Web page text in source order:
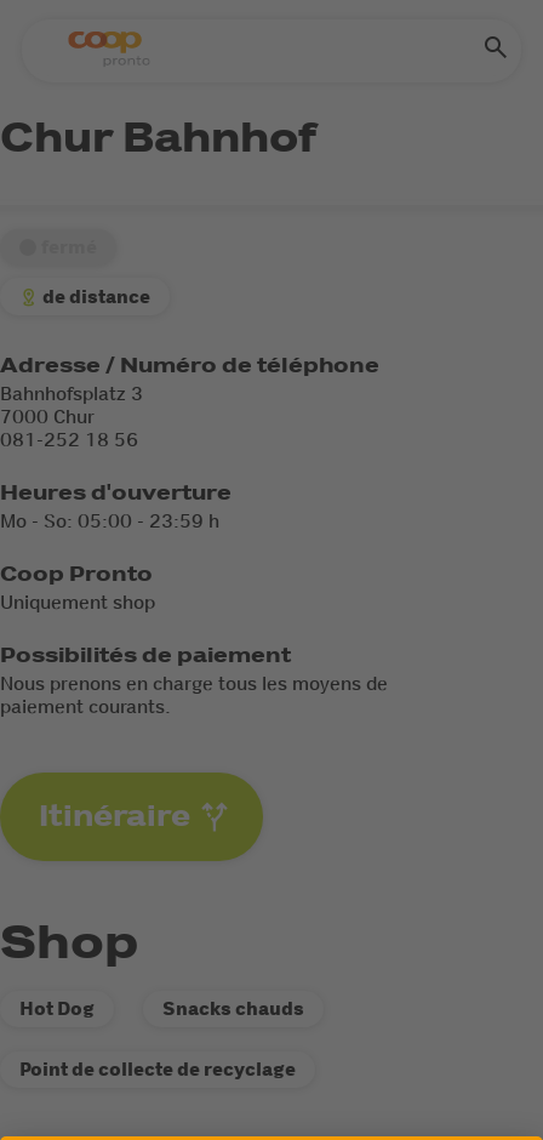
Chur Bahnhof
de distance
Adresse / Numéro de téléphone
Bahnhofsplatz 3
7000 Chur
081-252 18 56
Heures d'ouverture
Mo - So: 05:00 - 23:59 h
Coop Pronto
Uniquement shop
Possibilités de paiement
Nous prenons en charge tous les moyens de
paiement courants.
Itinéraire
Shop
Hot Dog Snacks chauds
Point de collecte de recyclage